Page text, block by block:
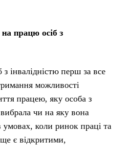
працю осіб з
інвалідністю перш за все
можливості
працею, яку особа з
вибрала чи на яку вона
умовах, коли ринок праці та
є відкритими,